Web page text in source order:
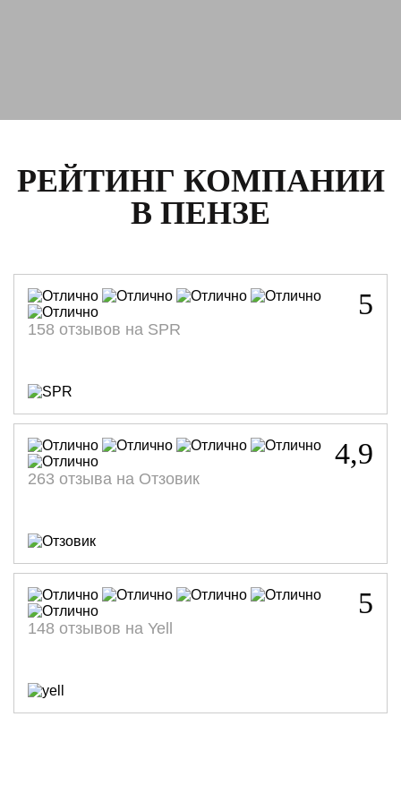
РЕЙТИНГ КОМПАНИИ
В ПЕНЗЕ
5
158 отзывов на SPR
4,9
263 отзыва на Отзовик
5
148 отзывов на Yell